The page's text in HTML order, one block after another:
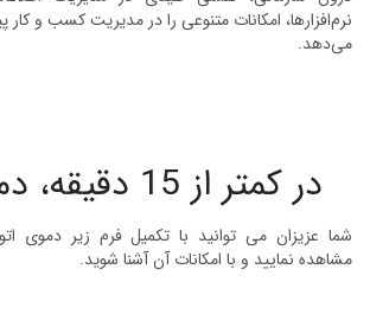
نرم‌افزارها، امکانات متنوعی را در مدیریت کسب و
می‌دهد.
در کمتر از 15 دقیقه، دمو ببینید
شما عزیزان می توانید با تکمیل فرم زیر دموی
مشاهده نمایید و با امکانات آن آشنا شوید.